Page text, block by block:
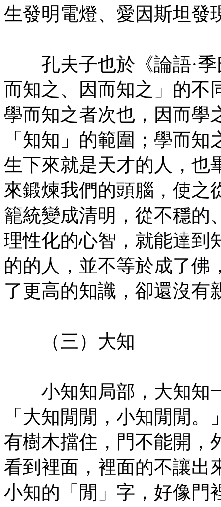
生發明電燈、愛因斯坦發
孔夫子也於《論語·季
而知之、因而知之」的不
學而知之者次也，因而學
「知知」的範圍；學而
生下來就是天才的人，也
來鍛煉我們的頭腦，使之
籠統變成清明，從不穩的
理性化的心智，就能達到
的的人，並不等於成了佛
了更高的知識，卻還沒有
（三）大知
小知知局部，大知知
「大知閒閒，小知閒閒
有樹木擋住，門不能開，
看到裡面，裡面的不讓出
小知的「閒」字，好像門